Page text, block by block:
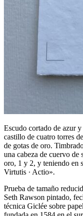
Escudo cortado de azur
castillo de cuatro torres
de gotas de oro.
una cabeza de cuervo de
oro, 1 y 2, y teniendo en
Virtutis · Actio».
Prueba de tamaño
Seth Rawson pintado,
técnica Giclée sobre